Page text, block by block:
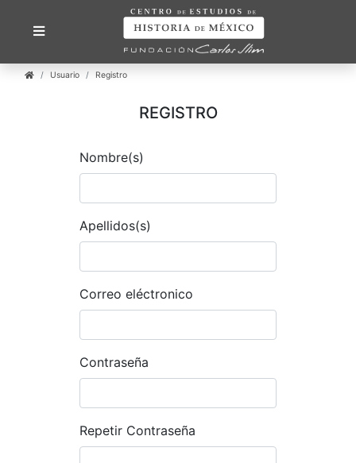
Usuario Registro
REGISTRO
Nombre(s)
Apellidos(s)
Correo eléctronico
Contraseña
Repetir Contraseña